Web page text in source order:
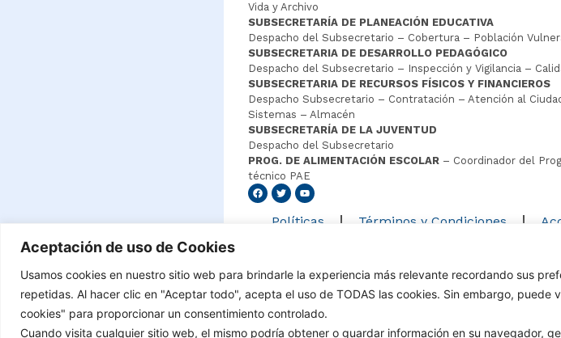
Aceptación de uso de Cookies
Usamos cookies en nuestro sitio web para brindarle la experiencia más relevante recordando sus
repetidas. Al hacer clic en "Aceptar todo", acepta el uso de TODAS las cookies. Sin embargo, puede
cookies" para proporcionar un consentimiento controlado.
Cuando visita cualquier sitio web, el mismo podría obtener o guardar información en su navegador,
Vida y Archivo
SUBSECRETARÍA DE PLANEACIÓN EDUCATIVA
Despacho del Subsecretario – Cobertura – Población
SUBSECRETARIA DE DESARROLLO PEDAGÓGICO
Despacho del Subsecretario – Inspección y Vigilancia –
SUBSECRETARIA DE RECURSOS FÍSICOS Y FINANCIEROS
Despacho Subsecretario – Contratación – Atención al
Sistemas – Almacén
SUBSECRETARÍA DE LA JUVENTUD
Despacho del Subsecretario
PROG. DE ALIMENTACIÓN ESCOLAR– Coordinador del
técnico PAE
Políticas Términos y Condiciones
©Copyright 2021 – Todos los derechos reservados Alcaldía